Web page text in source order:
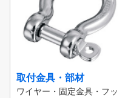
取付金具・部材
ワイヤー・固定金具・フッ